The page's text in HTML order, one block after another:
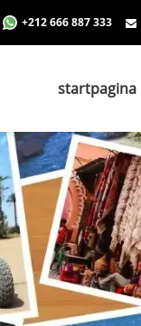
+212 666 887 333
startpagina